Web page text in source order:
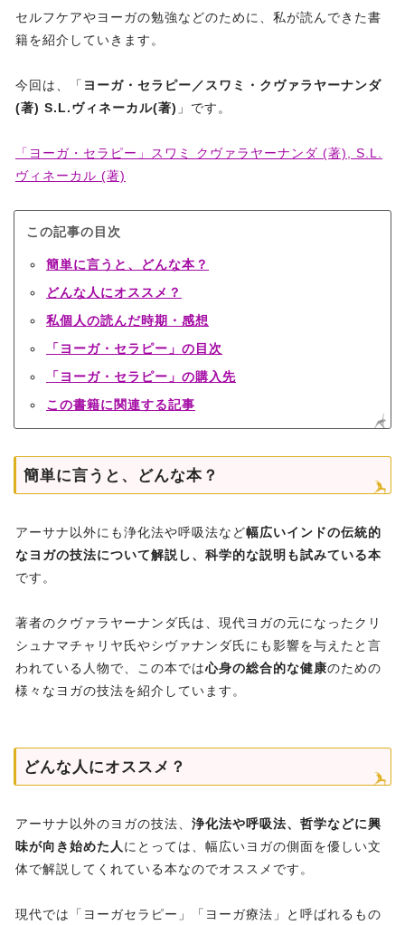
セルフケアやヨーガの勉強などのために、私が読んできた書
籍を紹介していきます。
今回は、「 ヨーガ・セラピー／スワミ・クヴァラヤーナンダ
(著) S.L.ヴィネーカル(著) 」です。
「ヨーガ・セラピー」スワミ クヴァラヤーナンダ (著), S.L.
ヴィネーカル (著)
この記事の目次
簡単に言うと、どんな本？
どんな人にオススメ？
私個人の読んだ時期・感想
「ヨーガ・セラピー」の目次
「ヨーガ・セラピー」の購入先
この書籍に関連する記事
簡単に言うと、どんな本？
アーサナ以外にも浄化法や呼吸法など幅広いインドの伝統的
なヨガの技法について解説し、科学的な説明も試みている本
です。
著者のクヴァラヤーナンダ氏は、現代ヨガの元になったクリ
シュナマチャリヤ氏やシヴァナンダ氏にも影響を与えたと言
われている人物で、この本では心身の総合的な健康のための
様々なヨガの技法を紹介しています。
どんな人にオススメ？
アーサナ以外のヨガの技法、 浄化法や呼吸法、哲学などに興
味が向き始めた人 にとっては、幅広いヨガの側面を優しい文
体で解説してくれている本なのでオススメです。
現代では「ヨーガセラピー」「ヨーガ療法」と呼ばれるもの